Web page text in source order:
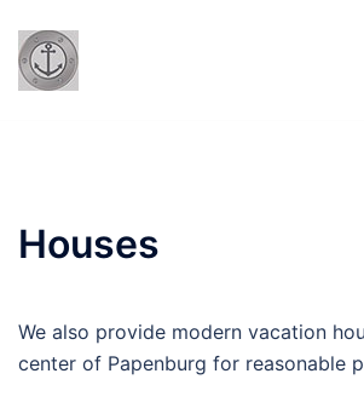
Houses
We also provide modern vacation
center of Papenburg for reasonable